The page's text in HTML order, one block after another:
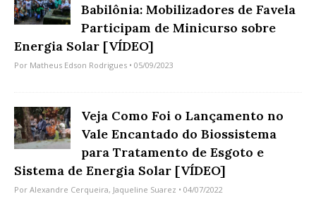
Babilônia: Mobilizadores de Favela
Participam de Minicurso sobre
Energia Solar [VÍDEO]
Por Matheus Edson Rodrigues • 05/09/2023
Veja Como Foi o Lançamento no
Vale Encantado do Biossistema
para Tratamento de Esgoto e
Sistema de Energia Solar [VÍDEO]
Por Alexandre Cerqueira, Jaqueline Suarez • 04/07/2022